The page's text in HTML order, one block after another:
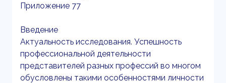
Приложение 77
Введение
Актуальность исследования. Успешность
профессиональной деятельности
представителей разных профессий во многом
обусловлены такими особенностями личности